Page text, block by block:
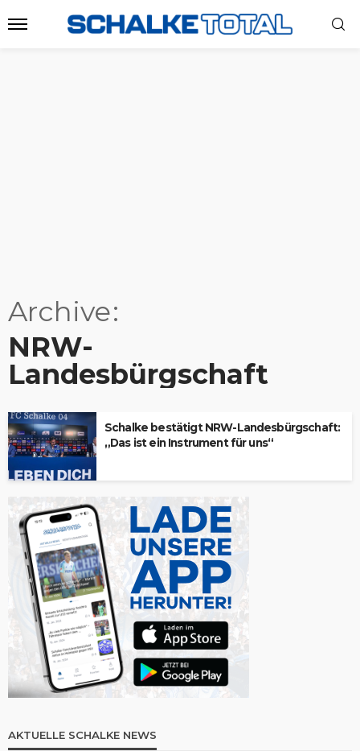
Archive
NRW-
Landesbürgschaft
Schalke bestätigt NRW-Landesbürgschaft:
„Das ist ein Instrument für uns“
AKTUELLE SCHALKE NEWS